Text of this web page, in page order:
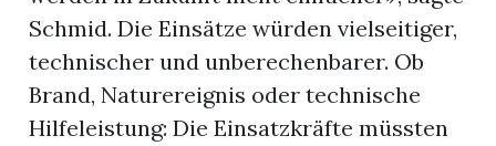
Schmid. Die Einsätze würden vielseitiger,
technischer und unberechenbarer. Ob
Brand, Naturereignis oder technische
Hilfeleistung: Die Einsatzkräfte müssten